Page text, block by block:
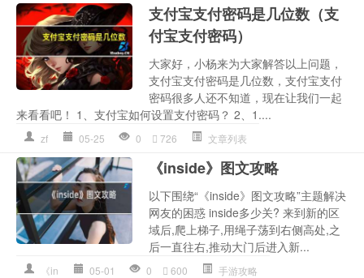
支付宝支付密码是几位数（支
付宝支付密码）
大家好，小杨来为大家解答以上问题，
支付宝支付密码是几位数，支付宝支付
密码很多人还不知道，现在让我们一起
来看看吧！ 1、支付宝如何设置支付密码？ 2、1....
zf 05-25 0 726 文章列表
《inside》图文攻略
以下围绕“《inside》图文攻略”主题解决
网友的困惑 inside多少关? 来到新的区
域后,爬上梯子,用绳子荡到右侧高处,之
后一直往右,推动大门后进入新...
《in 05-01 0 600 手游攻略